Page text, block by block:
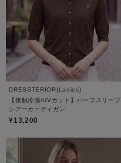
DRESSTERIOR(Ladies)
【接触冷感/UVカット】ハーフスリーブ
シアーカーディガン
¥13,200